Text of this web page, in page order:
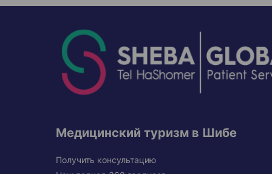
Медицинский туризм в Шибе
Получить консультацию